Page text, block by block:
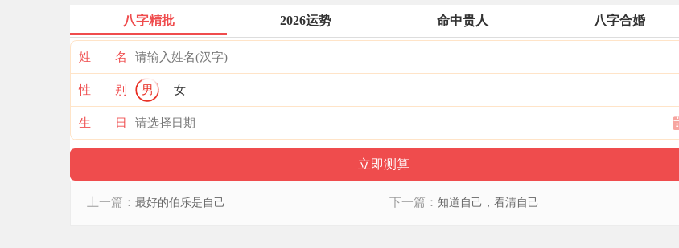
八字精批 2026运势 命中贵人 八字合婚
姓 名
性 别 男 女
生 日
上一篇： 最好的伯乐是自己 下一篇：知道自己，看清自己